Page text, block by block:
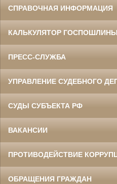
СПРАВОЧНАЯ ИНФОРМАЦИЯ
КАЛЬКУЛЯТОР ГОСПОШЛИНЫ
ПРЕСС-СЛУЖБА
УПРАВЛЕНИЕ СУДЕБНОГО
СУДЫ СУБЪЕКТА РФ
ВАКАНСИИ
ПРОТИВОДЕЙСТВИЕ
ОБРАЩЕНИЯ ГРАЖДАН